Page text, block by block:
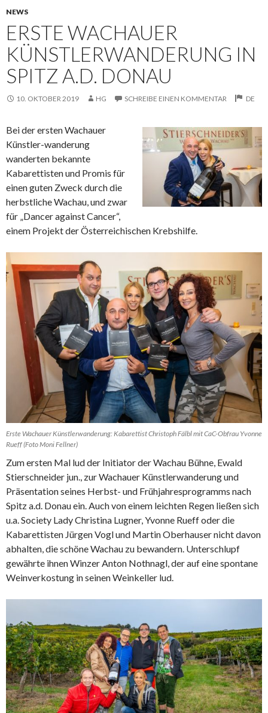
NEWS
ERSTE WACHAUER
KÜNSTLERWANDERUNG IN
SPITZ A.D. DONAU
10. OKTOBER 2019 HG SCHREIBE EINEN KOMMENTAR DE
Bei der ersten Wachauer
Künstler-wanderung
wanderten bekannte
Kabarettisten und Promis für
einen guten Zweck durch die
herbstliche Wachau, und zwar
für „Danceragainst Cancer“,
einem Projekt der Österreichischen Krebshilfe.
Erste Wachauer Künstlerwanderung: Kabarettist Christoph Fälbl mit CaC-Obfrau Yvonne
Rueff (Foto Moni Fellner)
Zum ersten Mal lud der Initiator der Wachau Bühne, Ewald
Stierschneider jun., zur Wachauer Künstlerwanderung und
Präsentation seines Herbst- und Frühjahresprogramms nach
Spitz a.d. Donau ein. Auch von einem leichten Regen ließen sich
u.a. Society Lady Christina Lugner, Yvonne Rueff oder die
Kabarettisten Jürgen Vogl und Martin Oberhauser nicht davon
abhalten, die schöne Wachau zu bewandern. Unterschlupf
gewährte ihnen Winzer Anton Nothnagl, der auf eine spontane
Weinverkostung in seinen Weinkeller lud.